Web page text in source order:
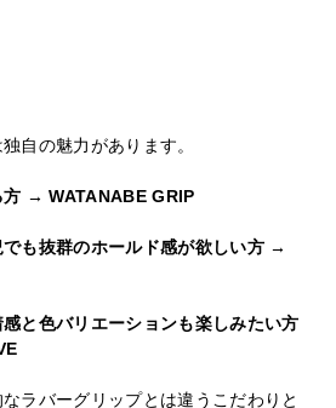
自の魅力があります。
→ WATANABE GRIP
も抜群のホールド感が欲しい方 →
と色バリエーションも楽しみたい方
ラバーグリップとは違うこだわりと